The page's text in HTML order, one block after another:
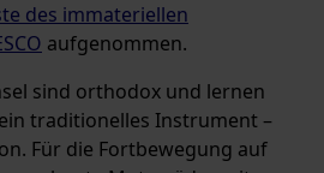
des immateriellen
aufgenommen.
sind orthodox und lernen
traditionelles Instrument –
Für die Fortbewegung auf